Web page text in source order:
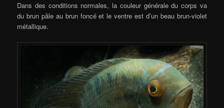
Dans des conditions normales, la couleur générale du corps va
du brun pâle au brun foncé et le ventre est d’un beau brun-violet
métallique.